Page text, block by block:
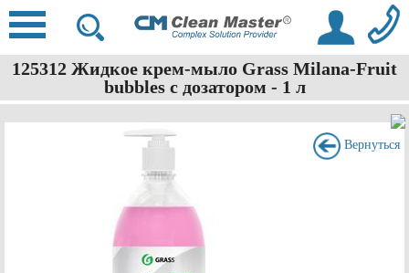
125312 Жидкое крем-мыло Grass Milana-Fruit
bubbles с дозатором - 1 л
Вернуться